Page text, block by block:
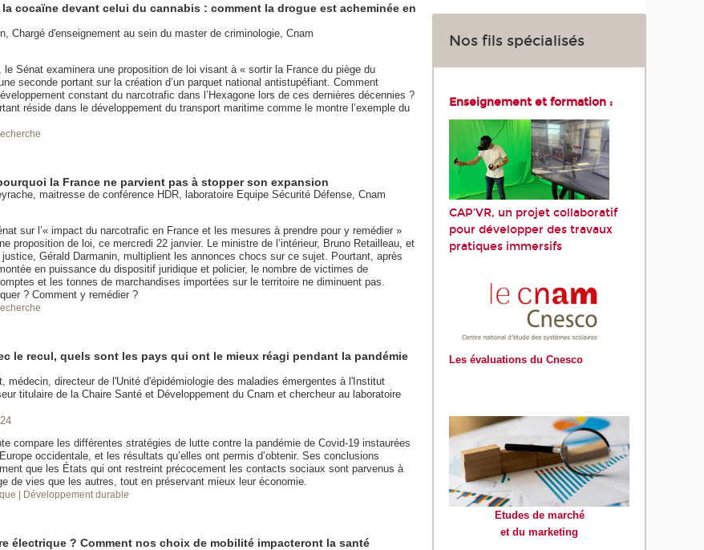
la cocaïne devant celui du cannabis : comment la drogue est acheminée en
Chargé d'enseignement au sein du master de criminologie, Cnam
le Sénat examinera une proposition de loi visant à « sortir la France du piège du
seconde portant sur la création d’un parquet national antistupéfiant. Comment
constant du narcotrafic dans l’Hexagone lors de ces dernières décennies ?
réside dans le développement du transport maritime comme le montre l’exemple du
la France ne parvient pas à stopper son expansion
maitresse de conférence HDR, laboratoire Equipe Sécurité Défense, Cnam
sur l’« impact du narcotrafic en France et les mesures à prendre pour y remédier »
proposition de loi, ce mercredi 22 janvier. Le ministre de l’intérieur, Bruno Retailleau, et
justice, Gérald Darmanin, multiplient les annonces chocs sur ce sujet. Pourtant, après
en puissance du dispositif juridique et policier, le nombre de victimes de
et les tonnes de marchandises importées sur le territoire ne diminuent pas.
? Comment y remédier ?
le recul, quels sont les pays qui ont le mieux réagi pendant la pandémie
médecin, directeur de l'Unité d'épidémiologie des maladies émergentes à l'Institut
titulaire de la Chaire Santé et Développement du Cnam et chercheur au laboratoire
compare les différentes stratégies de lutte contre la pandémie de Covid-19 instaurées
occidentale, et les résultats qu’elles ont permis d’obtenir. Ses conclusions
que les États qui ont restreint précocement les contacts sociaux sont parvenus à
de vies que les autres, tout en préservant mieux leur économie.
| Développement durable
électrique ? Comment nos choix de mobilité impacteront la santé
Nos fils spécialisés
Enseignement et formation :
CAP’VR, un projet collaboratif
pour développer des travaux
pratiques immersifs
Les évaluations du Cnesco
Etudes de marché
et du marketing